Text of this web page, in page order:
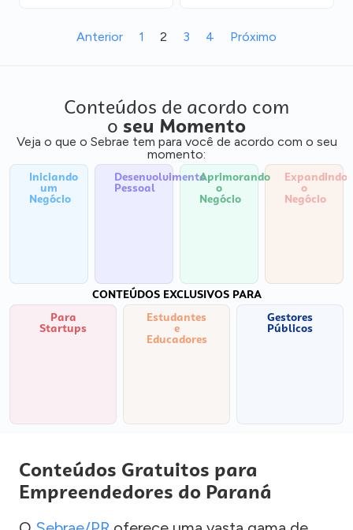
Anterior 1 2 3 4 Próximo
Conteúdos de acordo com
o seu Momento
Veja o que o Sebrae tem para você de acordo com o seu
momento:
Iniciando
um
Negócio
Desenvolvimento
Pessoal
Aprimorando
o
Negócio
Expandindo
o
Negócio
CONTEÚDOS EXCLUSIVOS PARA
Para
Startups
Estudantes
e
Educadores
Gestores
Públicos
Conteúdos Gratuitos para
Empreendedores do Paraná